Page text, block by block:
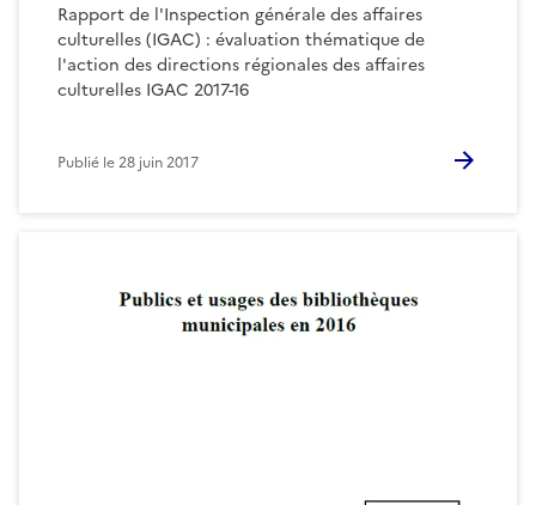
Rapport de l'Inspection générale des affaires
culturelles (IGAC) : évaluation thématique de
l'action des directions régionales des affaires
culturelles IGAC 2017-16
Publié le28 juin 2017